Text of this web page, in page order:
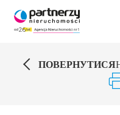
ПОВЕРНУТИСЯ